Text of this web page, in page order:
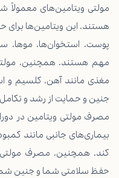
هستند. این ویتامین‌ها
پوست، استخوان‌ها،
مهم هستند. همچنین،
مغذی مانند آهن، کلسیم و
جنین و حمایت از رشد و
مصرف مولتی ویتامین در
بیماری‌های جانبی مانند
کند. همچنین، مصرف مولتی
حفظ سلامتی شما و جنین